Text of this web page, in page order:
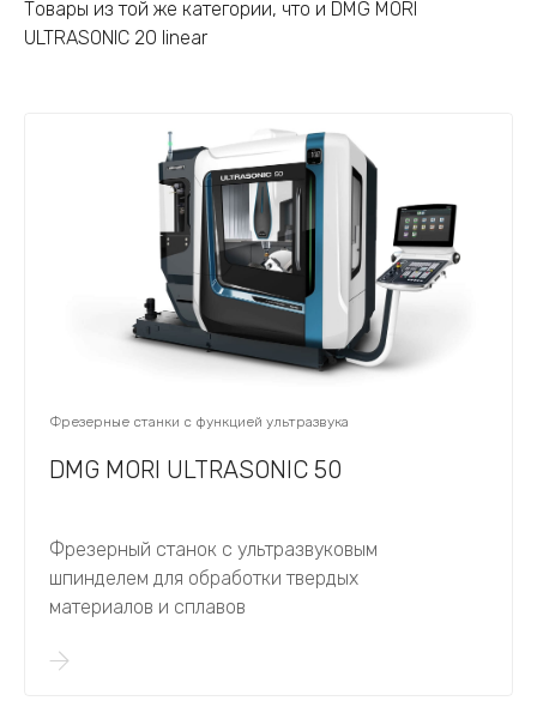
Товары из той же категории, что и DMG MORI
ULTRASONIC 20 linear
Фрезерные станки с функцией ультразвука
DMG MORI ULTRASONIC 50
Фрезерный станок с ультразвуковым
шпинделем для обработки твердых
материалов и сплавов